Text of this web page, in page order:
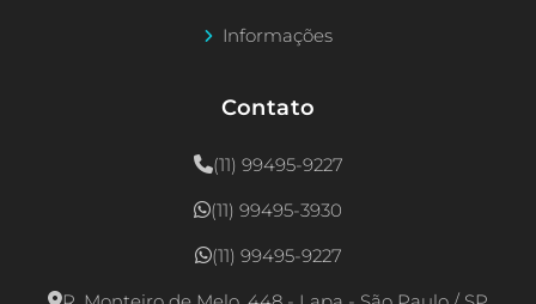
Informações
Contato
(11) 99495-9227
(11) 99495-3930
(11) 99495-9227